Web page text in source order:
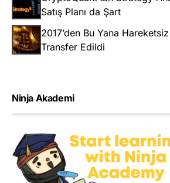
Satış Planı da Şart
2017’den Bu Yana
Transfer Edildi
Ninja Akademi